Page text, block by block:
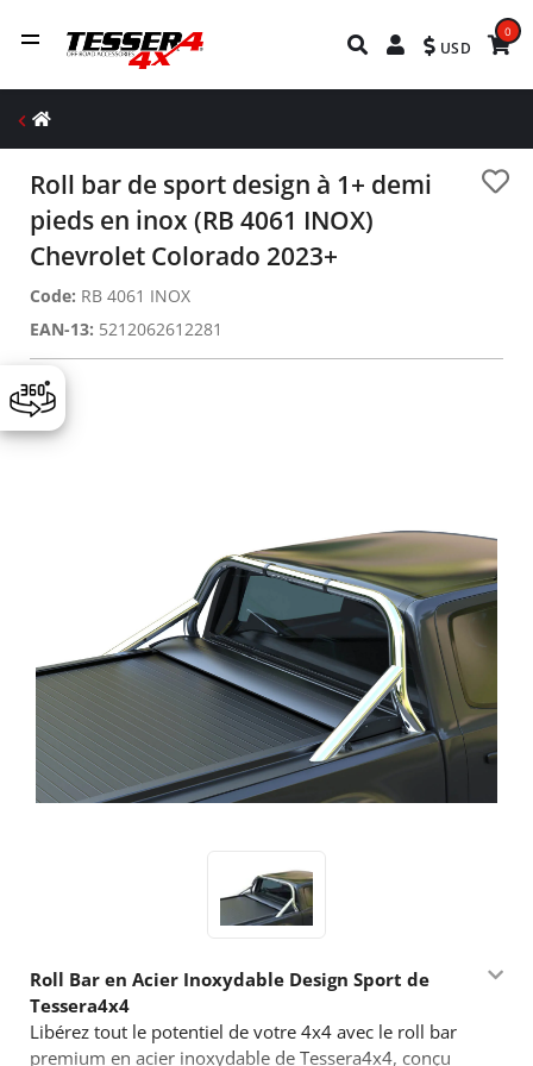
USD
0
Roll bar de sport design à 1+ demi
pieds en inox (RB 4061 INOX)
Chevrolet Colorado 2023+
Code: RB 4061 INOX
EAN-13: 5212062612281
Roll Bar en Acier Inoxydable Design Sport de
Tessera4x4
Libérez tout le potentiel de votre 4x4 avec le roll bar
premium en acier inoxydable de Tessera4x4, conçu